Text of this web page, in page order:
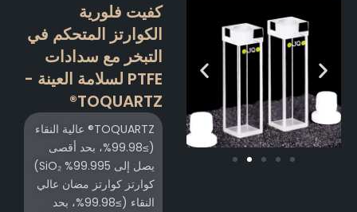
كفيت فلورية
الكوارتز المتحكم في
التبخر مع سدادات
PTFE لسلامة العينة -
TOQUARTZ®
TOQUARTZ® عالية النقاء
(≥99.98%، بحد أقصى
يصل إلى 99.995% SiO₂)
كوارتز كوارتز مضان عالي
النقاء (≥99.98%، بحد